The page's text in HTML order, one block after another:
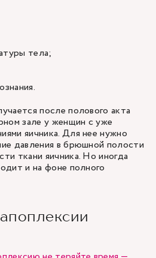
тела;
после полового акта
зале у женщин с уже
яичника. Для нее нужно
давления в брюшной полости
ткани яичника. Но иногда
и на фоне полного